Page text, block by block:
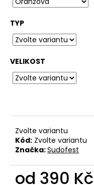
TYP
VELIKOST
Zvolte variantu
Kód: Zvolte variantu
Značka:Sudofest
od 390 Kč
č
u
j
e
m
e
TRIČKO
KRABATHOR
THE
WAY
DEATH